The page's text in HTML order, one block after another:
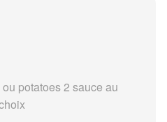
potatoes 2 sauce au